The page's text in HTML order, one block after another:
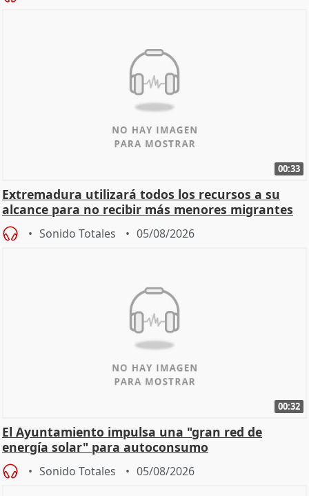
00:33
Extremadura utilizará todos los recursos a su
alcance para no recibir más menores migrantes
Sonido Totales 05/08/2026
00:32
El Ayuntamiento impulsa una "gran red de
energía solar" para autoconsumo
Sonido Totales 05/08/2026